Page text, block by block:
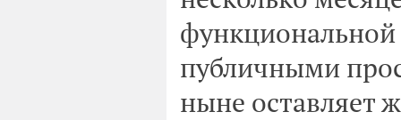
функциональной
публичными
ныне оставляет